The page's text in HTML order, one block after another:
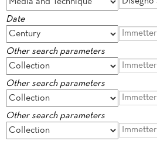
Date
Other search parameters
Other search parameters
Other search parameters